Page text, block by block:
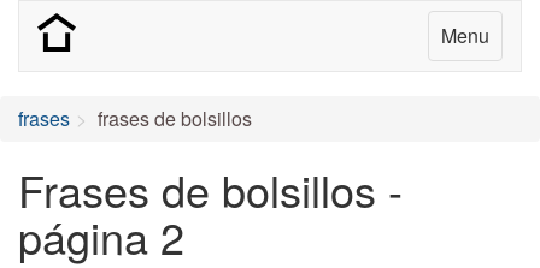
Menu
frases frases de bolsillos
Frases de bolsillos -
página 2